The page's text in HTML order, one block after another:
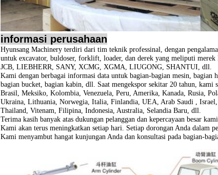
informasi perusahaan
Hyunsang Machinery terdiri dari tim teknik professinal, dengan
untuk excavator, buldoser, forklift, loader, dan derek yang meliputi merek
JCB, LIEBHERR, SANY, XCMG, XGMA, LIUGONG, SHANTUI, dll.
Kami dengan berbagai informasi data untuk bagian-bagian mesin,
bagian bucket, bagian kabin, dll. Saat mengekspor sekitar 20 tahun, kami
Brasil, Meksiko, Kolombia, Venezuela, Peru, Amerika, Kanada, Rusia,
Ukraina, Lithuania, Norwegia, Italia, Finlandia, UEA, Arab Saudi ,
Thailand, Vitenam, Filipina, Indonesia, Australia, Selandia Baru, dll.
Terima kasih banyak atas dukungan pelanggan dan kepercayaan besar kami.
Kami akan terus meningkatkan setiap hari.
Setiap dorongan Anda dalam
Kami menyambut hangat kunjungan Anda dan konsultasi pada bagian-